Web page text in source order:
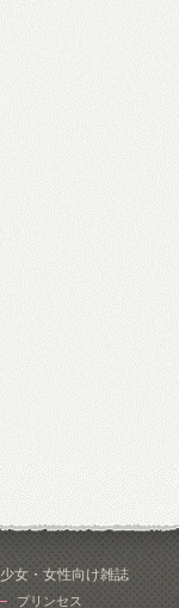
少女・女性向け雑誌
プリンセス